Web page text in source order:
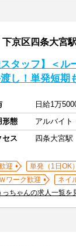
京区四条大宮
スタッフ】＜
し！単発短期
日給1万
形態
アルバイト
セス
四条大宮駅
迎 単発（1日OK）
ワーク歓迎
ネイ
っちゃんの求人一覧を